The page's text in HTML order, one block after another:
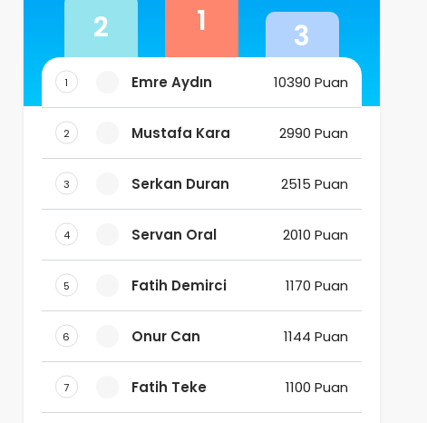
1
2 3
1 Emre Aydın 10390 Puan
2 Mustafa Kara 2990 Puan
3 Serkan Duran 2515 Puan
4 Servan Oral 2010 Puan
5 Fatih Demirci 1170 Puan
6 Onur Can 1144 Puan
7 Fatih Teke 1100 Puan